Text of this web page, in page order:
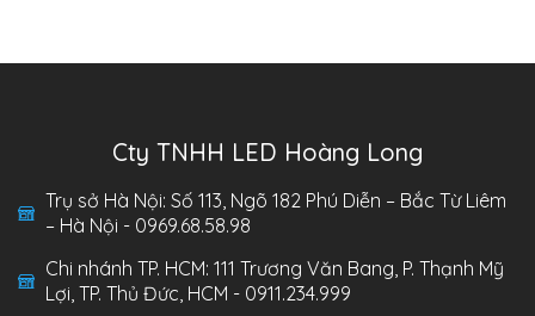
Cty TNHH LED Hoàng Long
Trụ sở Hà Nội: Số 113, Ngõ 182 Phú Diễn – Bắc Từ Liêm
– Hà Nội - 0969.68.58.98
Chi nhánh TP. HCM: 111 Trương Văn Bang, P. Thạnh Mỹ
Lợi, TP. Thủ Đức, HCM - 0911.234.999